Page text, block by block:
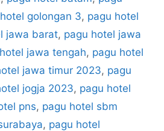
golongan 3, pagu hotel
jawa barat, pagu hotel jawa
jawa tengah, pagu hotel
jawa timur 2023, pagu
jogja 2023, pagu hotel
pns, pagu hotel sbm
, pagu hotel